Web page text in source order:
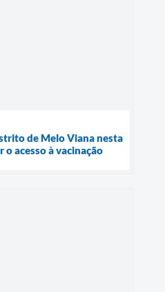
de Melo Viana nesta
acesso à vacinação